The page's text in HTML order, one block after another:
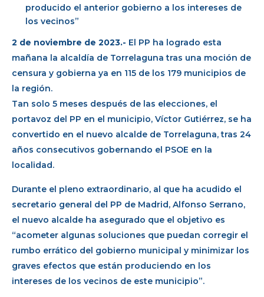
producido el anterior gobierno a los intereses de
los vecinos”
2 de noviembre de 2023.- El PP ha logrado esta
mañana la alcaldía de Torrelaguna tras una moción de
censura y gobierna ya en 115 de los 179 municipios de
la región.
Tan solo 5 meses después de las elecciones, el
portavoz del PP en el municipio, Víctor Gutiérrez, se ha
convertido en el nuevo alcalde de Torrelaguna, tras 24
años consecutivos gobernando el PSOE en la
localidad.
Durante el pleno extraordinario, al que ha acudido el
secretario general del PP de Madrid, Alfonso Serrano,
el nuevo alcalde ha asegurado que el objetivo es
“acometer algunas soluciones que puedan corregir el
rumbo errático del gobierno municipal y minimizar los
graves efectos que están produciendo en los
intereses de los vecinos de este municipio”.